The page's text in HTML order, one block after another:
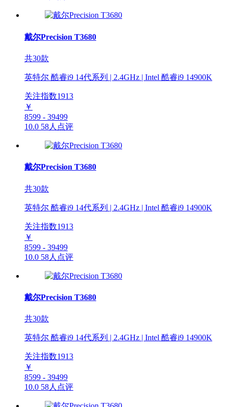
戴尔Precision T3680
共30款
英特尔 酷睿i9 14代系列 | 2.4GHz | Intel 酷睿i9 14900K
关注指数1913
￥
8599 - 39499
10.0 58人点评
戴尔Precision T3680
共30款
英特尔 酷睿i9 14代系列 | 2.4GHz | Intel 酷睿i9 14900K
关注指数1913
￥
8599 - 39499
10.0 58人点评
戴尔Precision T3680
共30款
英特尔 酷睿i9 14代系列 | 2.4GHz | Intel 酷睿i9 14900K
关注指数1913
￥
8599 - 39499
10.0 58人点评